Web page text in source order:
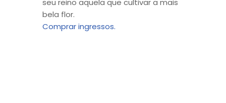
seu reino aquela que cultivar a mais
bela flor.
Comprar ingressos.